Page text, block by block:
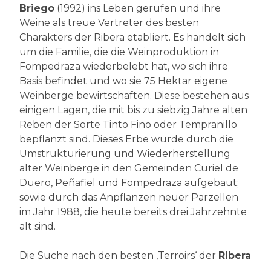
Briego (1992) ins Leben gerufen und ihre
Weine als treue Vertreter des besten
Charakters der Ribera etabliert. Es handelt sich
um die Familie, die die Weinproduktion in
Fompedraza wiederbelebt hat, wo sich ihre
Basis befindet und wo sie 75 Hektar eigene
Weinberge bewirtschaften. Diese bestehen aus
einigen Lagen, die mit bis zu siebzig Jahre alten
Reben der Sorte Tinto Fino oder Tempranillo
bepflanzt sind. Dieses Erbe wurde durch die
Umstrukturierung und Wiederherstellung
alter Weinberge in den Gemeinden Curiel de
Duero, Peñafiel und Fompedraza aufgebaut;
sowie durch das Anpflanzen neuer Parzellen
im Jahr 1988, die heute bereits drei Jahrzehnte
alt sind.
Die Suche nach den besten ‚Terroirs‘ der Ribera